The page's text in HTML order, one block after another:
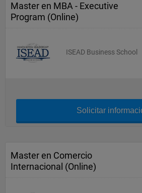
Master en MBA - Executive
Program (Online)
ISEAD Business School
Solicitar
Master en Comercio
Internacional (Online)